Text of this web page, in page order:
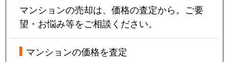
マンションの売却は、価格の査定から。ご要
望・お悩み等をご相談ください。
マンションの価格を査定